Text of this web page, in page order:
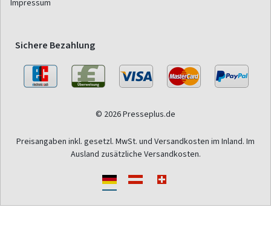
Impressum
Sichere Bezahlung
© 2026 Presseplus.de
Preisangaben inkl. gesetzl. MwSt. und Versandkosten im Inland. Im
Ausland zusätzliche Versandkosten.